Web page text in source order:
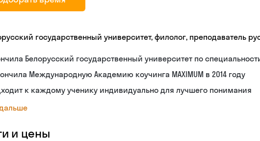
государственный университет, филолог, преподаватель
Белорусский государственный университет по
Международную Академию коучинга MAXIMUM в 2014 году
к каждому ученику индивидуально для лучшего понимания
и цены